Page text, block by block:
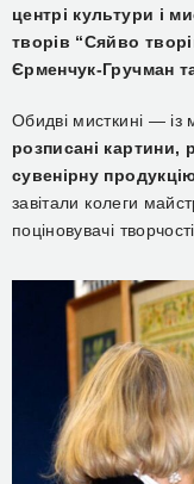
центрі культури і
творів “Сяйво
Єрменчук-Гручман
Обидві мисткині — із
розписані картини,
сувенірну
завітали колеги
поціновувачі творчості.